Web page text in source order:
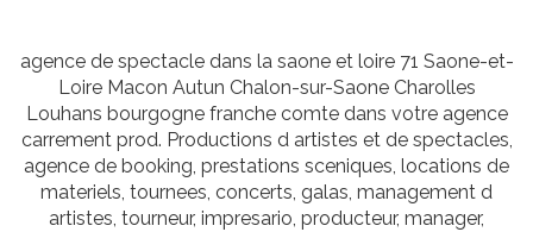
agence de spectacle dans la saone et loire 71 Saone-et-
Loire Macon Autun Chalon-sur-Saone Charolles
Louhans bourgogne franche comte dans votre agence
carrement prod. Productions d artistes et de spectacles,
agence de booking, prestations sceniques, locations de
materiels, tournees, concerts, galas, management d
artistes, tourneur, impresario, producteur, manager,